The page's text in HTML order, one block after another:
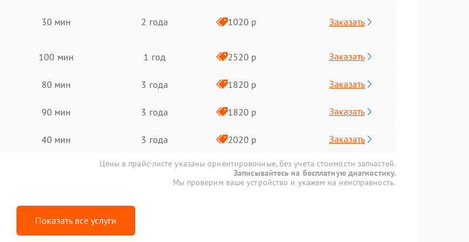
30 мин 2 года 1020 р Заказать
100 мин 1 год 2520 р Заказать
80 мин 3 года 1820 р Заказать
90 мин 3 года 1820 р Заказать
40 мин 3 года 2020 р Заказать
Цены в прайс-листе указаны ориентировочные, без учета стоимости запчастей.
Записывайтесь на бесплатную диагностику.
Мы проверим ваше устройство и укажем на неисправность.
Показать все услуги